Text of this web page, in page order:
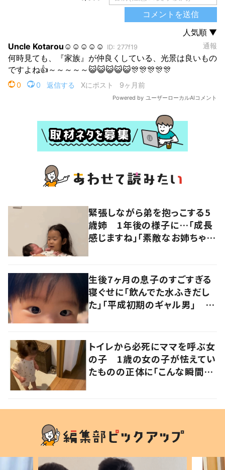
緊張しながら弟を抱っこする5
歳姉 1年後の様子に…「成長
感じますね」「素敵なお姉ちゃ
生後7ヶ月の息子のすごすぎる
寝ぐせに「飲んでた水ふきだし
た」「平成初期のギャル男」 実
トイレから必死にママを呼ぶ女
の子 1歳の女の子が怯えてい
たものの正体に「こんな瞬間